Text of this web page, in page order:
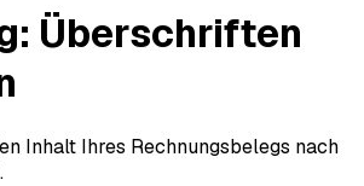
Überschriften
Inhalt Ihres Rechnungsbelegs nach